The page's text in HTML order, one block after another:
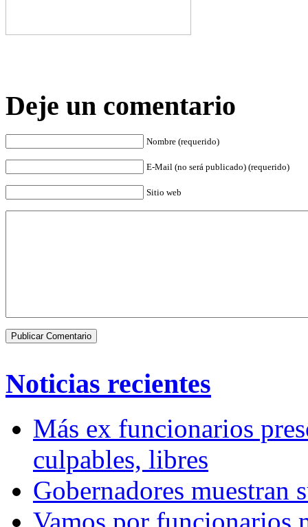
Deje un comentario
Nombre (requerido)
E-Mail (no será publicado) (requerido)
Sitio web
Noticias recientes
Más ex funcionarios
culpables, libres
Gobernadores muestran
Vamos por funcionarios